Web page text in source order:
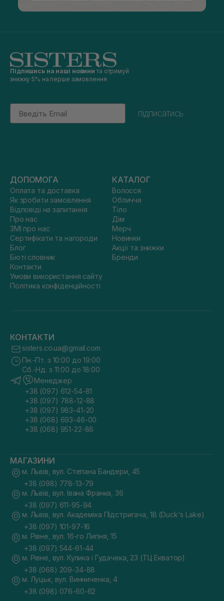
Підпишись на наші новини та отримуй
знижку 5% на перше замовлення
Email
підписатись
ДОПОМОГА
Оплата та доставка
Як зробити замовлення
Відповіді на запитання
Про нас
ЗМІ про нас
Сертифікати та нагороди
Блог
Бюті словник
Контакти
Умови використання сайту
Політика конфіденційності
КАТАЛОГ
Волосся
Обличчя
Тіло
Дім
Мерч
Новинки
Акції та знижки
Бренди
КОНТАКТИ
sisters.co.ua@gmail.com
Пн.-Пт. з 10:00 до 19:00
Сб.-Нд. з 11:00 до 18:00
Менеджер
+38 (097) 612-54-81
+38 (097) 788-12-88
+38 (097) 983-41-20
+38 (068) 693-46-00
+38 (068) 951-22-86
МАГАЗИНИ
м. Львів, вул. Степана Бандери, 45
+38 (098) 778-13-79
м. Львів, вул. Івана Франка, 36
+38 (097) 611-95-94
м. Львів, вул. Академіка Підстригача, 1В (Duck's Lake)
+38 (097) 101-97-16
м. Рівне, вул. 16-го Липня, 15
+38 (097) 544-61-44
м. Рівне, вул. Кулика і Гудачека, 23 (ТЦ Екватор)
+38 (068) 209-34-88
м. Луцьк, вул. Винниченка, 4
+38 (098) 076-60-62